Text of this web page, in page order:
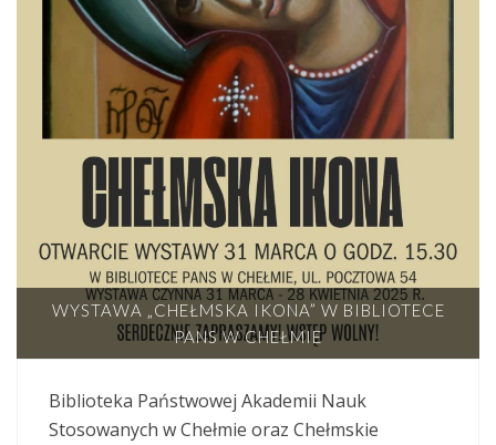
WYSTAWA „CHEŁMSKA IKONA” W BIBLIOTECE
PANS W CHEŁMIE
Biblioteka Państwowej Akademii Nauk
Stosowanych w Chełmie oraz Chełmskie